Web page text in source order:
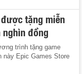
tặng miễn
đồng
trình tặng game
này Epic Games Store